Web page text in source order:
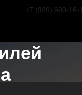
+7 (929) 600-16-